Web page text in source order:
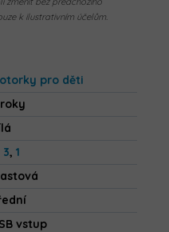
k ilustrativním účelům.
pro děti
3, 1
vstup